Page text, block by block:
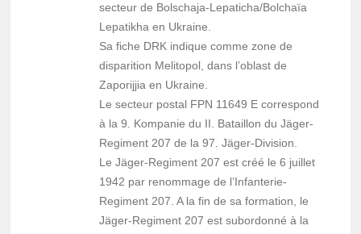
secteur de Bolschaja-Lepaticha/Bolchaïa
Lepatikha en Ukraine.
Sa fiche DRK indique comme zone de
disparition Melitopol, dans l’oblast de
Zaporijjia en Ukraine.
Le secteur postal FPN 11649 E correspond
à la 9. Kompanie du II. Bataillon du Jäger-
Regiment 207 de la 97. Jäger-Division.
Le Jäger-Regiment 207 est créé le 6 juillet
1942 par renommage de l’Infanterie-
Regiment 207. A la fin de sa formation, le
Jäger-Regiment 207 est subordonné à la